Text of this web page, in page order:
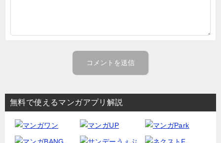
無料で使えるマンガアプリ解説